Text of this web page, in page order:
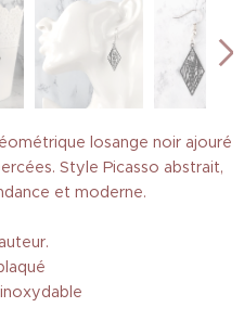
losange noir ajouré
Style Picasso abstrait,
et moderne.